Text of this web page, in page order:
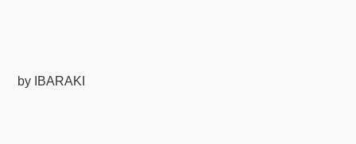
by IBARAKI